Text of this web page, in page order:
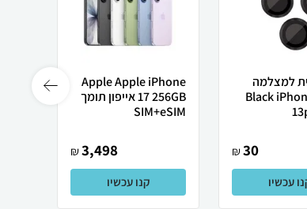
למצלמה
Black
30
₪
עכשיו
Apple Apple iPhone
17 256GB אייפון תומך
SIM+eSIM
3,498
₪
קנו עכשיו